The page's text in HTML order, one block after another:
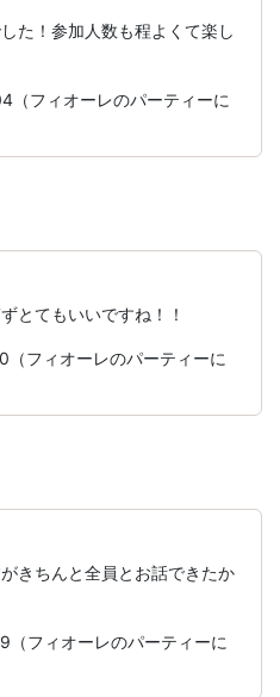
た！参加人数も程よくて楽し
フィオーレのパーティーに
とてもいいですね！！
フィオーレのパーティーに
きちんと全員とお話できたか
フィオーレのパーティーに